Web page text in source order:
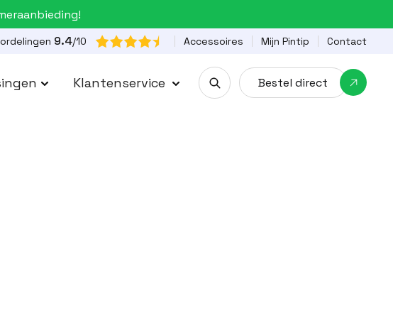
9.4/10  Accessoires Mijn Pintip Contact
Klantenservice Bestel direct 